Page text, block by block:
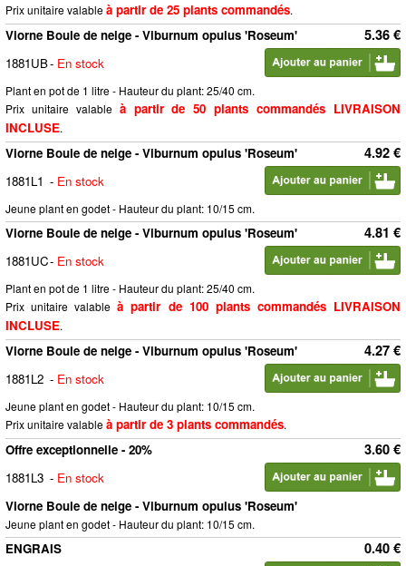
Prix unitaire valableà partir de 25 plants commandés.
5.36 €
Viorne Boule de neige - Viburnum opulus 'Roseum'
1881UB- En stock
Plant en pot de 1 litre - Hauteur du plant: 25/40 cm.
Prix unitaire valable à partir de 50 plants commandés LIVRAISON
INCLUSE.
4.92 €
Viorne Boule de neige - Viburnum opulus 'Roseum'
1881L1 - En stock
Jeune plant en godet - Hauteur du plant: 10/15 cm.
4.81 €
Viorne Boule de neige - Viburnum opulus 'Roseum'
1881UC- En stock
Plant en pot de 1 litre - Hauteur du plant: 25/40 cm.
Prix unitaire valableà partir de 100 plants commandés LIVRAISON
INCLUSE.
4.27 €
Viorne Boule de neige - Viburnum opulus 'Roseum'
1881L2 - En stock
Jeune plant en godet - Hauteur du plant: 10/15 cm.
Prix unitaire valableà partir de 3 plants commandés.
3.60 €
Offre exceptionnelle - 20%
1881L3 - En stock
Viorne Boule de neige - Viburnum opulus 'Roseum'
Jeune plant en godet - Hauteur du plant: 10/15 cm.
0.40 €
ENGRAIS